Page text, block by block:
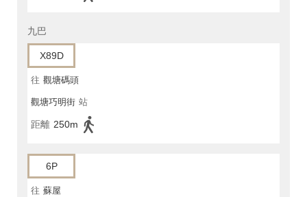
九巴
X89D
往 觀塘碼頭
觀塘巧明街 站
距離 250m
6P
往 蘇屋